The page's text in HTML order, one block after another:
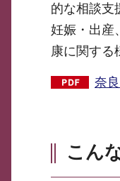
的な相談支
妊娠・出産
康に関する
奈
こん